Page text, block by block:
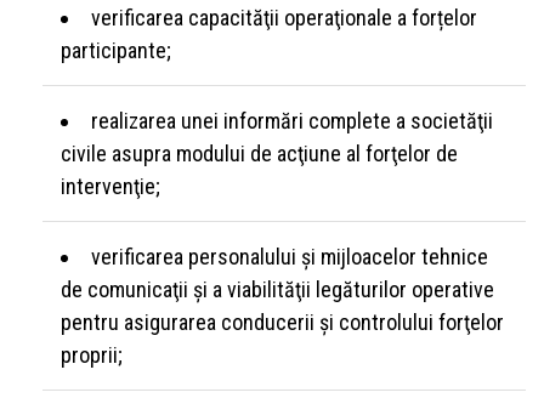
verificarea capacităţii operaţionale a forțelor
participante;
realizarea unei informări complete a societăţii
civile asupra modului de acţiune al forţelor de
intervenţie;
verificarea personalului şi mijloacelor tehnice
de comunicaţii şi a viabilităţii legăturilor operative
pentru asigurarea conducerii şi controlului forţelor
proprii;